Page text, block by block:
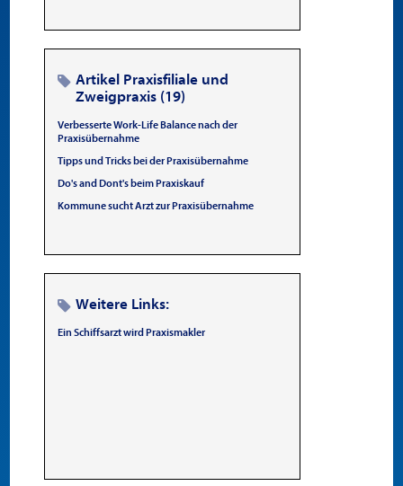
Artikel Praxisfiliale und
Zweigpraxis (19)
Verbesserte Work-Life Balance nach der
Praxisübernahme
Tipps und Tricks bei der Praxisübernahme
Do's and Dont's beim Praxiskauf
Kommune sucht Arzt zur Praxisübernahme
Weitere Links:
Ein Schiffsarzt wird Praxismakler